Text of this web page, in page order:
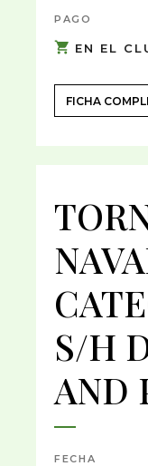
PAGO
EN EL
FICHA
S/H
AND
FECHA